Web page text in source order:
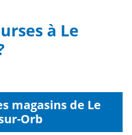
à Le
magasins de Le
Orb